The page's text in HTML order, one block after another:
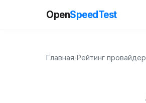
OpenSpeedTest
Главная Рейтинг